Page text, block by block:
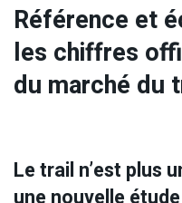
Référence et
les chiffres
du marché du
Le trail n’est plus